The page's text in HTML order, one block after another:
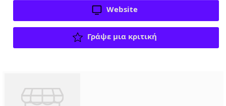
Website
Γράψε μια κριτική